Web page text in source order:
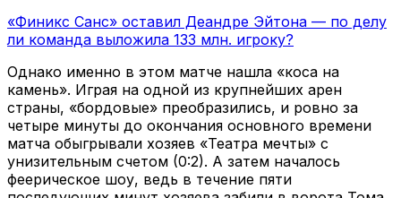
«Финикс Санс» оставил Деандре Эйтона — по делу
ли команда выложила 133 млн. игроку?
Однако именно в этом матче нашла «коса на
камень». Играя на одной из крупнейших арен
страны, «бордовые» преобразились, и ровно за
четыре минуты до окончания основного времени
матча обыгрывали хозяев «Театра мечты» с
унизительным счетом (0:2). А затем началось
феерическое шоу, ведь в течение пяти